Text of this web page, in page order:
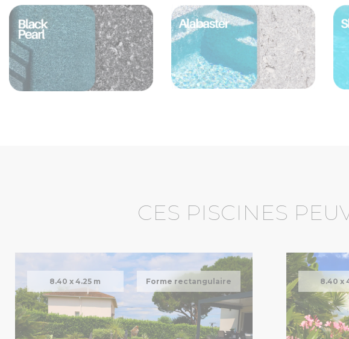
CES PISCINES
8.40 x 4.25 m Forme rectangulaire 8.40 x